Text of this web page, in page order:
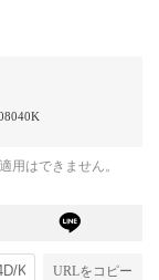
用はできません。
URLをコピー